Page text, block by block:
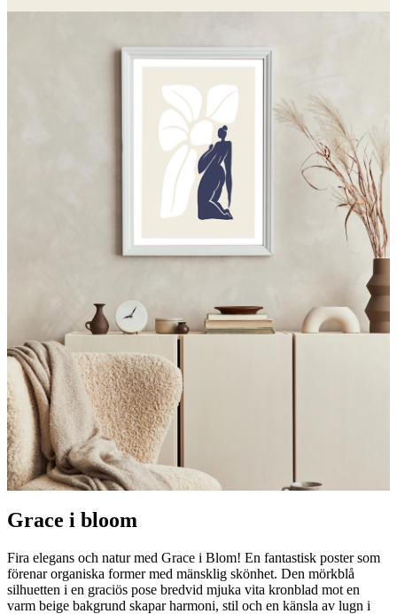
Grace i bloom
Fira elegans och natur med Grace i Blom! En fantastisk poster som
förenar organiska former med mänsklig skönhet. Den mörkblå
silhuetten i en graciös pose bredvid mjuka vita kronblad mot en
varm beige bakgrund skapar harmoni, stil och en känsla av lugn i